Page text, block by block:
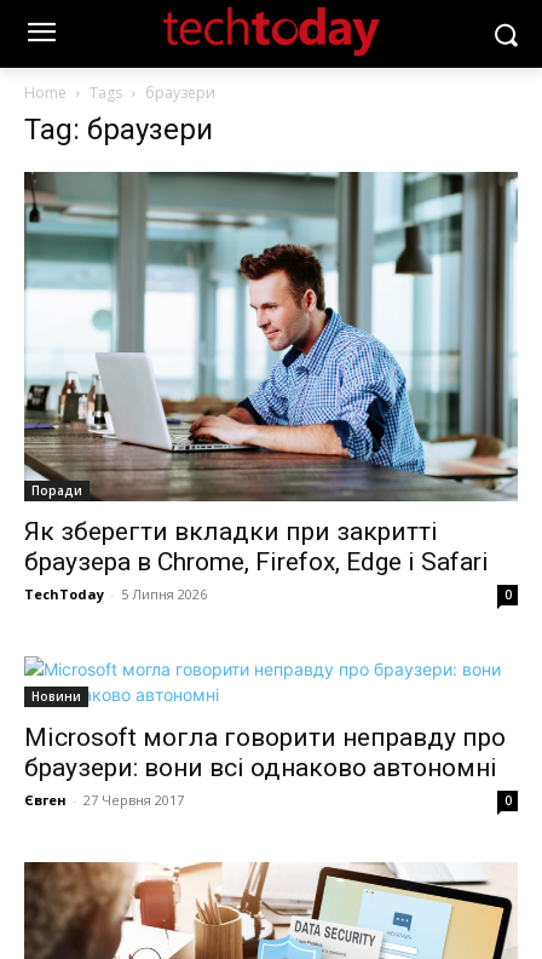
Home Tags браузери
Tag: браузери
Поради
Як зберегти вкладки при закритті
браузера в Chrome, Firefox, Edge і Safari
TechToday - 5 Липня 2026 0
Новини
Microsoft могла говорити неправду про
браузери: вони всі однаково автономні
Євген - 27 Червня 2017 0